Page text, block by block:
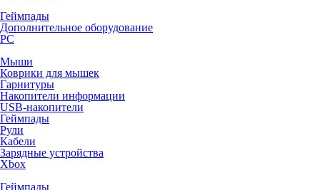
Геймпады
Дополнительное оборудование
PC
Мыши
Коврики для мышек
Гарнитуры
Накопители информации
USB-накопители
Геймпады
Рули
Кабели
Зарядные устройства
Xbox
Геймпады